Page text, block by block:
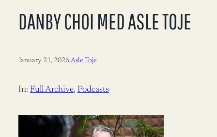
DANBY CHOI MED ASLE TOJE
January 21, 2026·Asle Toje
In: Full Archive, Podcasts·